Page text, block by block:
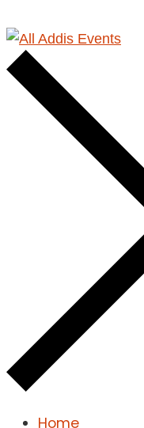
Home